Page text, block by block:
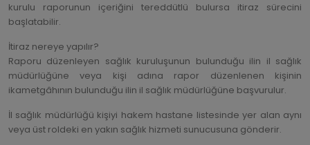
kurulu raporunun içeriğini tereddütlü bulursa itiraz sürecini
başlatabilir.
İtiraz nereye yapılır?
Raporu düzenleyen sağlık kuruluşunun bulunduğu ilin il sağlık
müdürlüğüne veya kişi adına rapor düzenlenen kişinin
ikametgâhının bulunduğu ilin il sağlık müdürlüğüne başvurulur.
İl sağlık müdürlüğü kişiyi hakem hastane listesinde yer alan aynı
veya üst roldeki en yakın sağlık hizmeti sunucusuna gönderir.